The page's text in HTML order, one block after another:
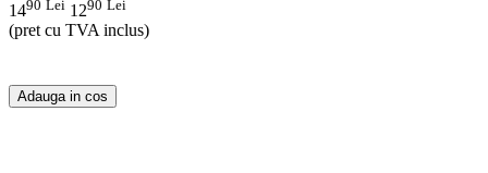
1490 Lei 1290 Lei
(pret cu TVA inclus)
Adauga in cos